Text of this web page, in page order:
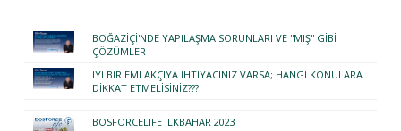
BOĞAZİÇİ'NDE YAPILAŞMA SORUNLARI VE ''MIŞ'' GİBİ
ÇÖZÜMLER
İYİ BİR EMLAKÇIYA İHTİYACINIZ VARSA; HANGİ KONULARA
DİKKAT ETMELİSİNİZ???
BOSFORCELIFE İLKBAHAR 2023